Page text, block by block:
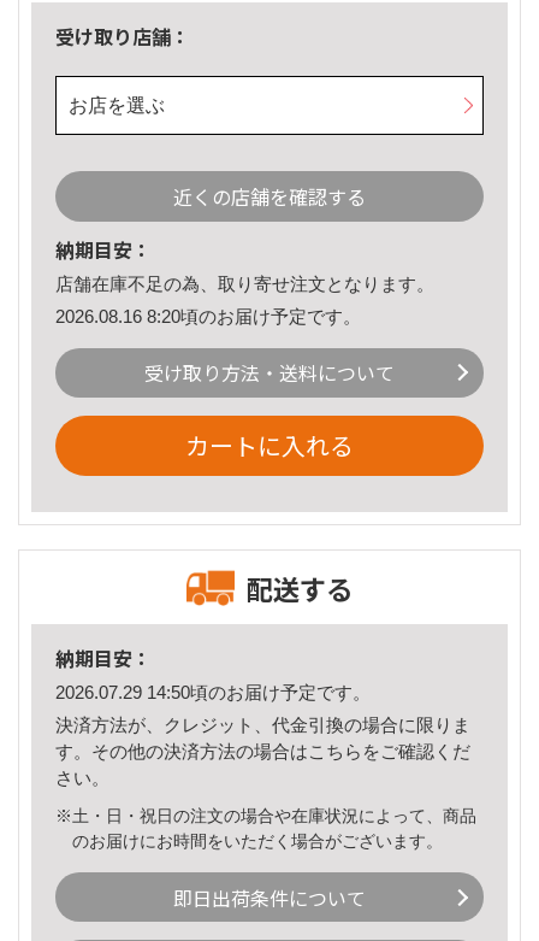
受け取り店舗：
お店を選ぶ
近くの店舗を確認する
納期目安：
店舗在庫不足の為、取り寄せ注文となります。
2026.08.16 8:20頃のお届け予定です。
受け取り方法・送料について
カートに入れる
配送する
納期目安：
2026.07.29 14:50頃のお届け予定です。
決済方法が、クレジット、代金引換の場合に限りま
す。その他の決済方法の場合はこちら をご確認くだ
さい。
※土・日・祝日の注文の場合や在庫状況によって、商品
のお届けにお時間をいただく場合がございます。
即日出荷条件について